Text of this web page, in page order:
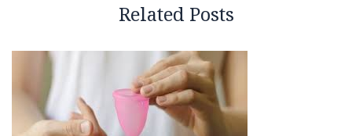
Related Posts